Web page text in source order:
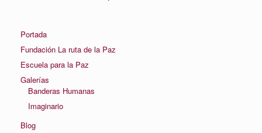
Portada
Fundación La ruta de la Paz
Escuela para la Paz
Galerías
Banderas Humanas
Imaginario
Blog